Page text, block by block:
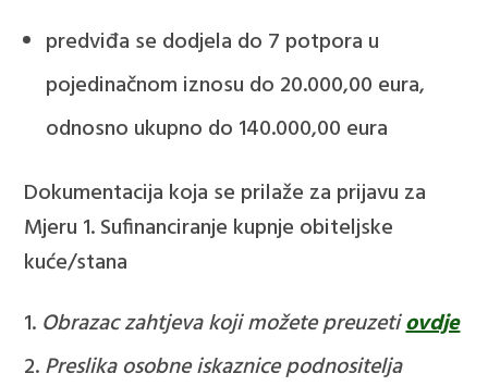
predviđa se dodjela do 7 potpora u
pojedinačnom iznosu do 20.000,00 eura,
odnosno ukupno do 140.000,00 eura
Dokumentacija koja se prilaže za prijavu za
Mjeru 1. Sufinanciranje kupnje obiteljske
kuće/stana
Obrazac zahtjeva koji možete preuzetiovdje
Preslika osobne iskaznice podnositelja